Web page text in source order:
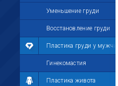
Уменьшение груди
Восстановление груди
Пластика груди у мужчин
Гинекомастия
Пластика живота